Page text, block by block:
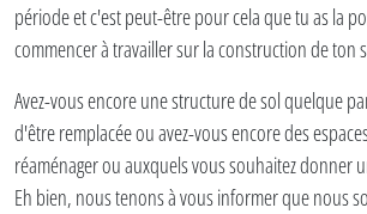
période et c'est peut-être pour cela que tu as la
commencer à travailler sur la construction de ton
Avez-vous encore une structure de sol quelque
d'être remplacée ou avez-vous encore des
réaménager ou auxquels vous souhaitez donner
Eh bien, nous tenons à vous informer que nous